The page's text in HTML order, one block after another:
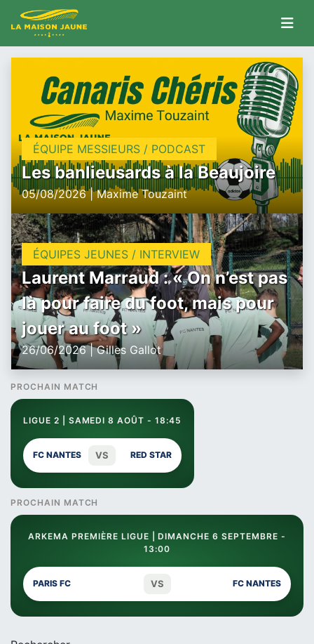
ÉQUIPE MESSIEURS / PODCAST
Les banlieusards à la Beaujoire
05/08/2026 | Maxime Touzaint
ÉQUIPES JEUNES / INTERVIEW
Laurent Marraud : « On n’est pas
là pour faire du foot, mais pour
jouer au foot »
26/06/2026 | Gilles Gallot
PROCHAIN MATCH
LIGUE 2 | SAMEDI 8 AOÛT - 18:45
FC NANTES VS RED STAR
PROCHAIN MATCH
ARKEMA PREMIÈRE LIGUE | DIMANCHE 6 SEPTEMBRE -
13:00
PARIS FC VS FC NANTES